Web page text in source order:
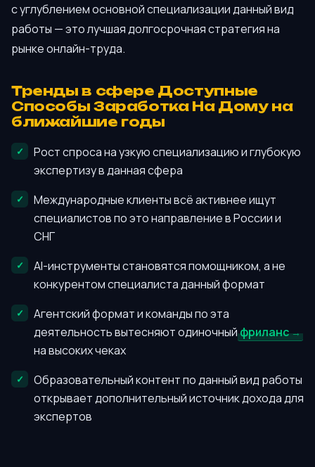
с углублением основной специализации данный вид
работы — это лучшая долгосрочная стратегия на
рынке онлайн-труда.
Тренды в сфере Доступные
Способы Заработка На Дому на
ближайшие годы
Рост спроса на узкую специализацию и глубокую
экспертизу в данная сфера
Международные клиенты всё активнее ищут
специалистов по это направление в России и
СНГ
AI-инструменты становятся помощником, а не
конкурентом специалиста данный формат
Агентский формат и команды по эта
деятельность вытесняют одиночныйфриланс
на высоких чеках
Образовательный контент по данный вид работы
открывает дополнительный источник дохода для
экспертов